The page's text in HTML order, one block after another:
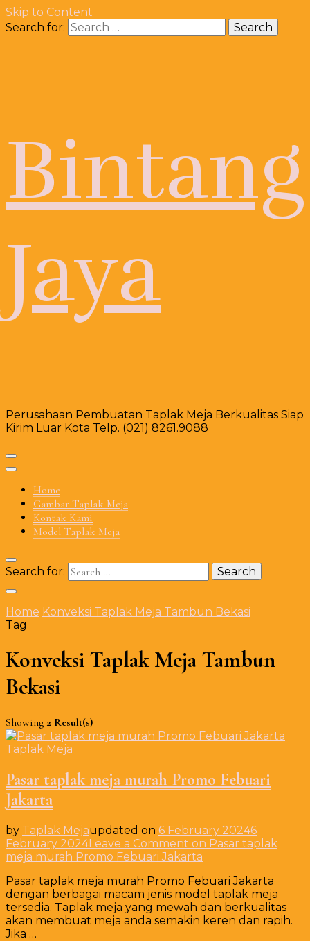
Skip to Content
Search for:
Bintang
Jaya
Perusahaan Pembuatan Taplak Meja Berkualitas Siap
Kirim Luar Kota Telp. (021) 8261.9088
Home
Gambar Taplak Meja
Kontak Kami
Model Taplak Meja
Search for:
Home Konveksi Taplak Meja Tambun Bekasi
Tag
Konveksi Taplak Meja Tambun
Bekasi
Showing 2 Result(s)
Taplak Meja
Pasar taplak meja murah Promo Febuari
Jakarta
by Taplak Mejaupdated on 6 February 20246
February 2024Leave a Comment on Pasar taplak
meja murah Promo Febuari Jakarta
Pasar taplak meja murah Promo Febuari Jakarta
dengan berbagai macam jenis model taplak meja
tersedia. Taplak meja yang mewah dan berkualitas
akan membuat meja anda semakin keren dan rapih.
Jika …